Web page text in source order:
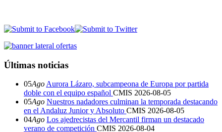
Últimas noticias
05Ago Aurora Lázaro, subcampeona de Europa por partida
doble con el equipo español CMIS 2026-08-05
05Ago Nuestros nadadores culminan la temporada destacando
en el Andaluz Junior y Absoluto CMIS 2026-08-05
04Ago Los ajedrecistas del Mercantil firman un destacado
verano de competición CMIS 2026-08-04